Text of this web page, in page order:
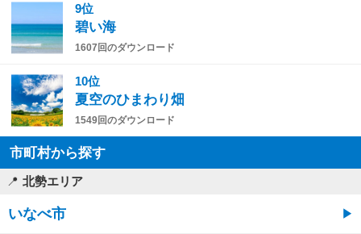
9位
碧い海
1607回のダウンロード
10位
夏空のひまわり畑
1549回のダウンロード
市町村から探す
北勢エリア
いなべ市